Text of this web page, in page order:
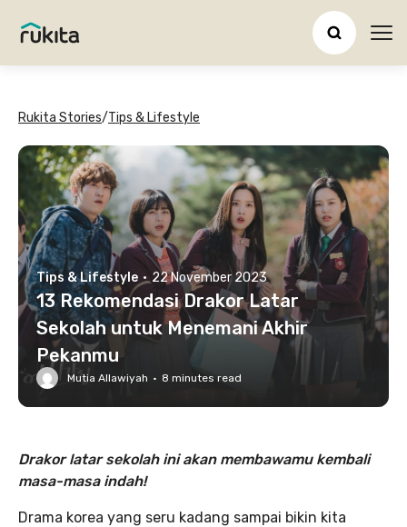
Rukita Stories/Tips & Lifestyle
Tips & Lifestyle · 22 November 2023
13 Rekomendasi Drakor Latar
Sekolah untuk Menemani Akhir
Pekanmu
Mutia Allawiyah · 8 minutes read
Drakor latar sekolah ini akan membawamu kembali
masa-masa indah!
Drama korea yang seru kadang sampai bikin kita